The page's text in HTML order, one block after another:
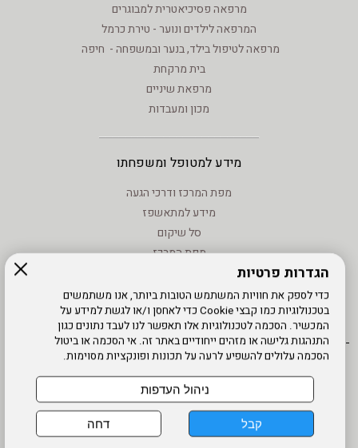
הגדרות פרטיות
כדי לספק את חוויות המשתמש הטובות ביותר, אנו משתמשים
בטכנולוגיות כמו קבצי Cookie כדי לאחסן ו/או לגשת למידע על
המכשיר. הסכמה לטכנולוגיות אלו תאפשר לנו לעבד נתונים כגון
התנהגות גלישה או מזהים ייחודיים באתר זה. אי הסכמה או ביטול
הסכמה עלולים להשפיע לרעה על תכונות ופונקציות מסוימות.
קבל דחה
ניהול העדפות
מרפאה פסיכיאטרית למבוגרים
המרפאה לילדים ונוער - טירת כרמל
מרפאה לטיפול בילד, בנער ובמשפחה - חיפה
בית מרקחת
מרפאת שיניים
מכון ומעבדות
מידע למטופל ומשפחתו
מפת המרכז ודרכי הגעה
מידע למתאשפז
סל שיקום
מפת המרכז
טיפול בנזעי חשמל
מידע שימוש - קישורים לאתרים
מפת אתר
הרשמה
דרונט
דיגיטל